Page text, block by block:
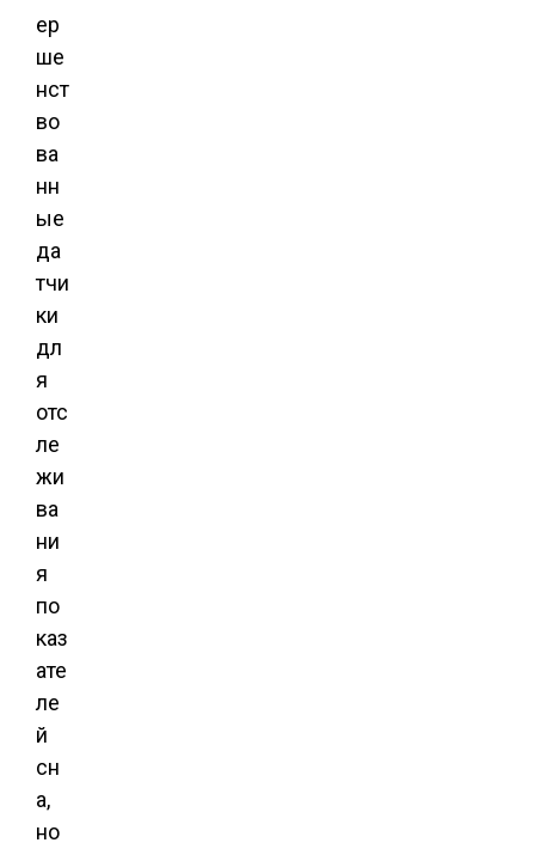
ер
ше
нст
во
ва
нн
ые
да
тчи
ки
дл
я
отс
ле
жи
ва
ни
я
по
каз
ате
ле
й
сн
а,
но